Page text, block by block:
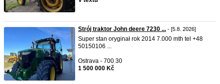
Strój traktor John deere 7230 ... - [5.8. 2026]
Super stan oryginał rok 2014 7.000 mth tel +48
50150106 ...
Ostrava - 700 30
1 500 000 Kč